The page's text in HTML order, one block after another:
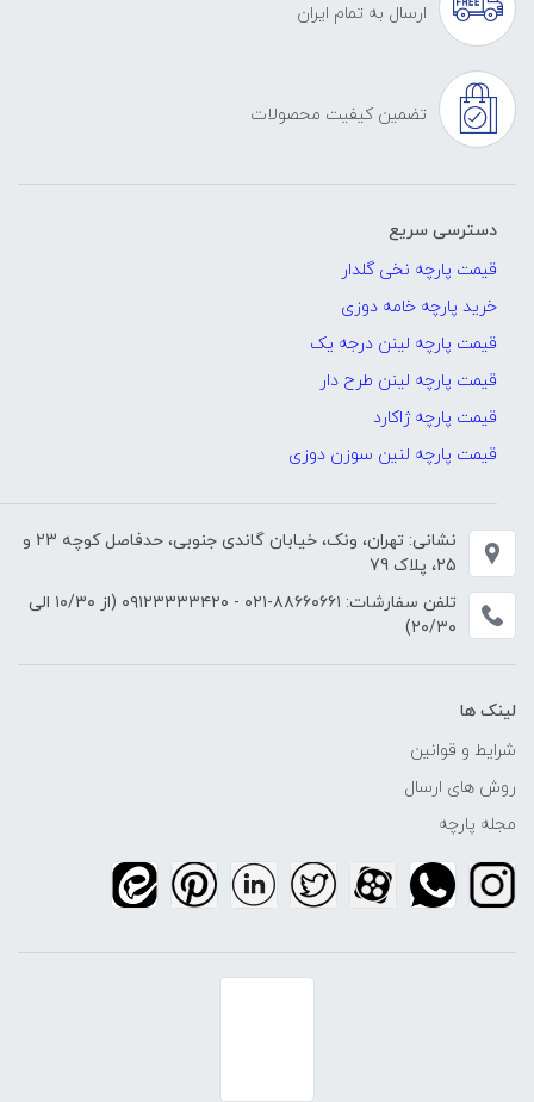
ارسال به تمام ایران
تضمین کیفیت محصولات
دسترسی سریع
قیمت پارچه نخی گلدار
خرید پارچه خامه دوزی
قیمت پارچه لینن درجه یک
قیمت پارچه لینن طرح دار
قیمت پارچه ژاکارد
قیمت پارچه لنین سوزن دوزی
نشانی: تهران، ونک، خیابان گاندی جنوبی، حدفاصل کوچه 23 و
25، پلاک 79
تلفن سفارشات: ۸۸۶۶۰۶۶۱-۰۲۱ - ۰۹۱۲۳۳۳۳۴۲۰
(از ۱۰/۳۰ الی
۲۰/۳۰)
لینک ها
شرایط و قوانین
روش های ارسال
مجله پارچه